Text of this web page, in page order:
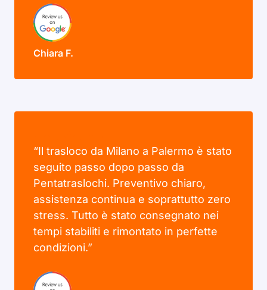
Chiara F.
“Il trasloco da Milano a Palermo è stato
seguito passo dopo passo da
Pentatraslochi. Preventivo chiaro,
assistenza continua e soprattutto zero
stress. Tutto è stato consegnato nei
tempi stabiliti e rimontato in perfette
condizioni.”